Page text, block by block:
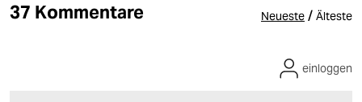
37 Kommentare Neueste / Älteste
einloggen